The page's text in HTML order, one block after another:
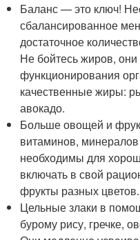
Баланс — это ключ!
сбалансированное
достаточное
Не бойтесь жиров,
функционирования
качественные жиры:
авокадо.
Больше овощей и
витаминов, минералов
необходимы для
включать в свой
фрукты разных цветов.
Цельные злаки в
бурому рису, гречке,